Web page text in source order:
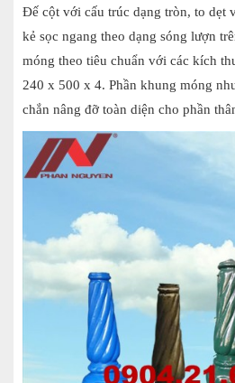
Đế cột với cấu trúc dạng tròn, to dẹt
kẻ sọc ngang theo dạng sóng lượn
móng theo tiêu chuẩn với các kích
240 x 500 x 4. Phần khung móng
chắn nâng đỡ toàn diện cho phần